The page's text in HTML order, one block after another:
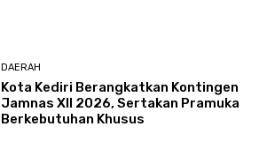
DAERAH
Kota Kediri Berangkatkan Kontingen
Jamnas XII 2026, Sertakan Pramuka
Berkebutuhan Khusus